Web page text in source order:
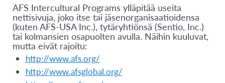
AFS Intercultural Programs ylläpitää useita
nettisivuja, joko itse tai jäsenorganisaatioidensa
(kuten AFS-USA Inc.), tytäryhtiönsä (Sentio, Inc.)
tai kolmansien osapuolten avulla. Näihin kuuluvat,
mutta eivät rajoitu:
http://www.afs.org/
http://www.afsglobal.org/